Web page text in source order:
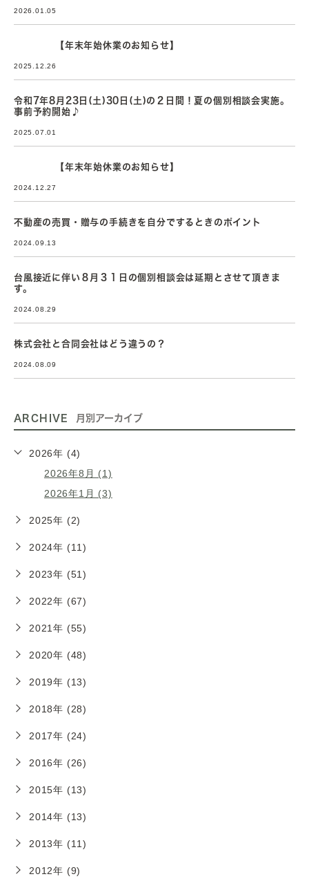
2026.01.05
【年末年始休業のお知らせ】
2025.12.26
令和7年8月23日(土)30日(土)の２日間！夏の個別相談会実施。
事前予約開始♪
2025.07.01
【年末年始休業のお知らせ】
2024.12.27
不動産の売買・贈与の手続きを自分でするときのポイント
2024.09.13
台風接近に伴い８月３１日の個別相談会は延期とさせて頂きま
す。
2024.08.29
株式会社と合同会社はどう違うの？
2024.08.09
ARCHIVE 月別アーカイブ
2026年 (4)
2026年8月 (1)
2026年1月 (3)
2025年 (2)
2024年 (11)
2023年 (51)
2022年 (67)
2021年 (55)
2020年 (48)
2019年 (13)
2018年 (28)
2017年 (24)
2016年 (26)
2015年 (13)
2014年 (13)
2013年 (11)
2012年 (9)